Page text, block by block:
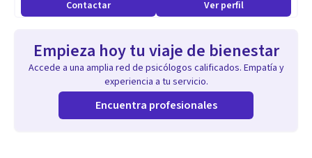
Aptitudes
Práctica constante de la meditación.
Trayectoria amplia en artes escénicas
Facilidad y gusto por la escritura y la poesía.
Contactar Ver perfil
Empieza hoy tu viaje de bienestar
Accede a una amplia red de psicólogos calificados. Empatía y
experiencia a tu servicio.
Encuentra profesionales